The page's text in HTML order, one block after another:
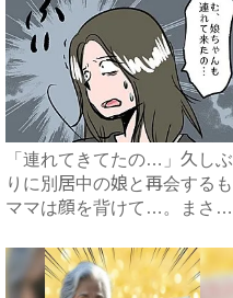
「連れてきてたの…」久しぶ
りに別居中の娘と再会するも
ママは顔を背けて…。まさか